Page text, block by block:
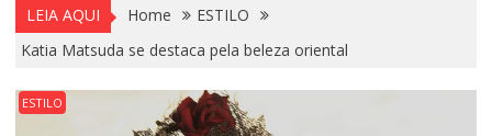
LEIA AQUI Home
ESTILO
Katia Matsuda se destaca pela beleza oriental
ESTILO